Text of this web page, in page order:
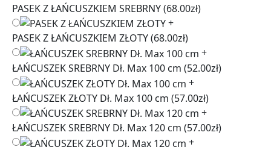
PASEK Z ŁAŃCUSZKIEM SREBRNY(68.00zł)
+
PASEK Z ŁAŃCUSZKIEM ZŁOTY(68.00zł)
+
ŁAŃCUSZEK SREBRNY Dł. Max 100 cm (52.00zł)
+
ŁAŃCUSZEK ZŁOTY Dł. Max 100 cm (57.00zł)
+
ŁAŃCUSZEK SREBRNY Dł. Max 120 cm (57.00zł)
+